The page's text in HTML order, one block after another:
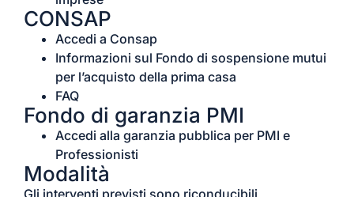
CONSAP
Accedi a Consap
Informazioni sul Fondo di sospensione mutui
per l’acquisto della prima casa
FAQ
Fondo di garanzia PMI
Accedi alla garanzia pubblica per PMI e
Professionisti
Modalità
Gli interventi previsti sono riconducibili